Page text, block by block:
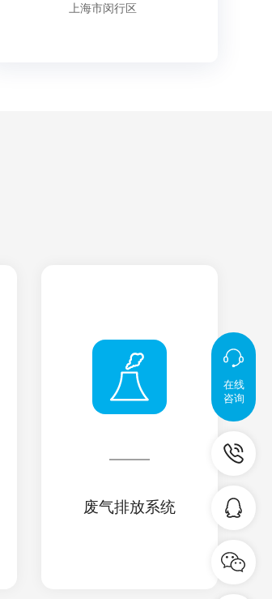
上海市闵行区
废气排放系统
在线
咨询